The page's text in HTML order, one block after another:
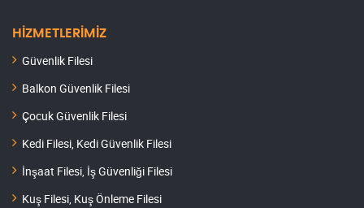
HİZMETLERİMİZ
Güvenlik Filesi
Balkon Güvenlik Filesi
Çocuk Güvenlik Filesi
Kedi Filesi, Kedi Güvenlik Filesi
İnşaat Filesi, İş Güvenliği Filesi
Kuş Filesi, Kuş Önleme Filesi